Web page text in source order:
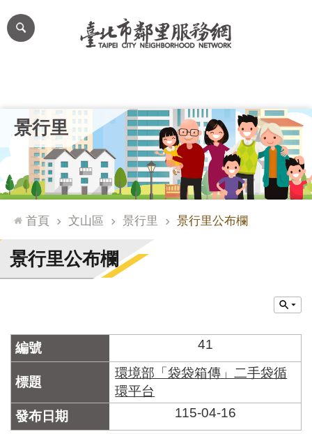
跳到主要內容區塊
網
站
台
通
臺
北
市
門
牌
合
索
系
景行里
首頁 文山區 景行里 景行里公布欄
景行里公布欄
41
環境部「袋袋箱傳」二手袋循
環平台
115-04-16